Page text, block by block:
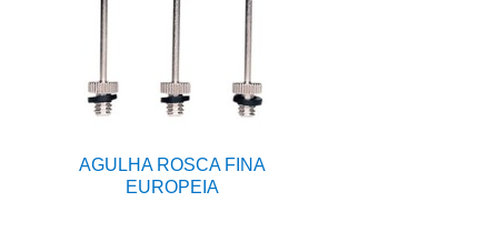
AGULHA ROSCA FINA
EUROPEIA